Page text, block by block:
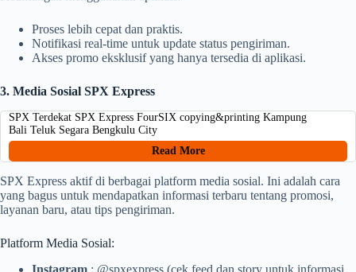
Proses lebih cepat dan praktis.
Notifikasi real-time untuk update status pengiriman.
Akses promo eksklusif yang hanya tersedia di aplikasi.
3. Media Sosial SPX Express
SPX Terdekat SPX Express FourSIX copying&printing Kampung
Bali Teluk Segara Bengkulu City
Read More
SPX Express aktif di berbagai platform media sosial. Ini adalah cara
yang bagus untuk mendapatkan informasi terbaru tentang promosi,
layanan baru, atau tips pengiriman.
Platform Media Sosial:
Instagram : @spxexpress (cek feed dan story untuk informasi